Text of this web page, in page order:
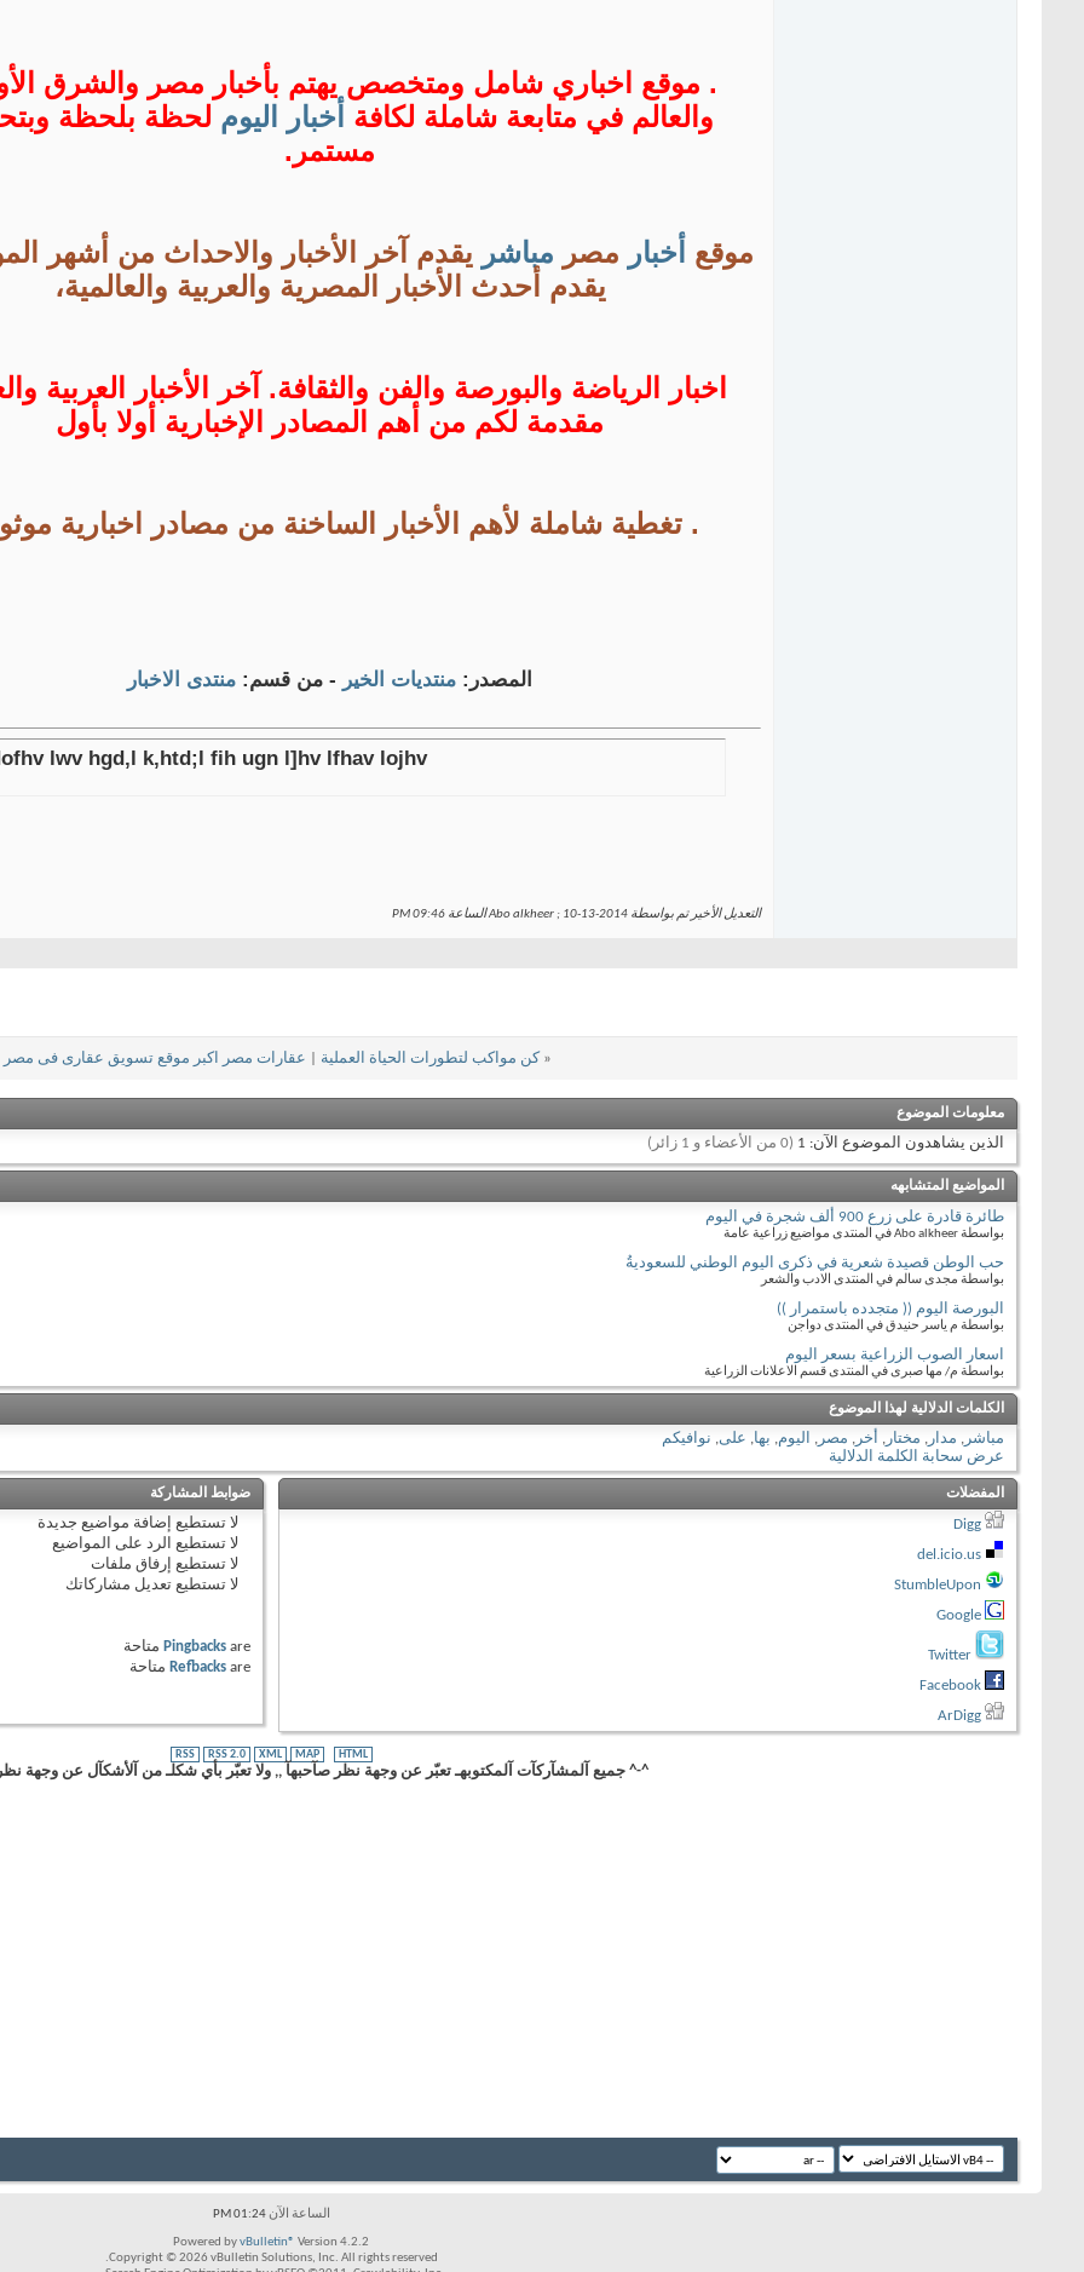
. موقع اخباري شامل ومتخصص يهتم بأخبار مصر والشرق
والعالم في متابعة شاملة لكافة أخبار اليوم لحظة بلحظة
مستمر.
موقع أخبار مصر مباشر يقدم آخر الأخبار والاحداث من أشهر
يقدم أحدث الأخبار المصرية والعربية والعالمية،
اخبار الرياضة والبورصة والفن والثقافة. آخر الأخبار العربية
مقدمة لكم من أهم المصادر الإخبارية أولا بأول
. تغطية شاملة لأهم الأخبار الساخنة من مصادر اخبارية
المصدر: منتديات الخير - من قسم: منتدى الاخبار
lwv hgd,l k,htd;l fih ugn l]hv lfhav lojhv
التعديل الأخير تم بواسطة Abo alkheer ; 10-13-2014 الساعة 09:46 PM
« كن مواكب لتطورات الحياة العملية عقارات مصر اكبر موقع تسويق عقارى فى مصر
معلومات الموضوع
الذين يشاهدون الموضوع الآن: 1 (0 من الأعضاء و 1 زائر)
المواضيع المتشابهه
طائرة قادرة على زرع 900 ألف شجرة في اليوم
بواسطة Abo alkheer في المنتدى مواضيع زراعية عامة
حب الوطن قصيدة شعرية في ذكرى اليوم الوطني للسعوديةُ
بواسطة مجدى سالم في المنتدى الادب والشعر
البورصة اليوم (( متجدده باستمرار ))
بواسطة م ياسر حنيدق في المنتدى دواجن
اسعار الصوب الزراعية بسعر اليوم
بواسطة م/ مها صبرى في المنتدى قسم الاعلانات الزراعية
الكلمات الدلالية لهذا الموضوع
مباشر , مدار , مختار , أخر , مصر , اليوم, بها, على, نوافيكم
عرض سحابة الكلمة الدلالية
المفضلات
Digg
del.icio.us
StumbleUpon
Google
Twitter
Facebook
ArDigg
ضوابط المشاركة
لا تستطيعإضافة مواضيع جديدة
لا تستطيعالرد على المواضيع
لا تستطيعإرفاق ملفات
لا تستطيعتعديل مشاركاتك
Pingbacks are
متاحة
Refbacks are
متاحة
RSS RSS 2.0 XML MAP HTML
^-^ جميع آلمشآركآت آلمكتوبهـ تعبّر عن وجهة نظر صآحبهآ ,, ولا تعبّر بأي شكلـ من آلأشكآل عن وجهة
الساعة الآن01:24 PM
Powered byvBulletin® Version 4.2.2
Copyright © 2026 vBulletin Solutions, Inc. All rights reserved.